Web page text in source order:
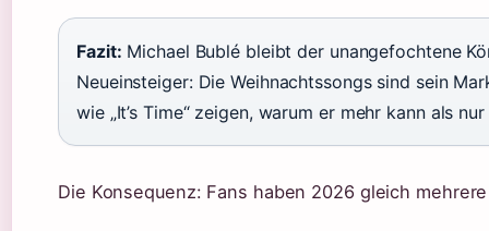
Fazit: Michael Bublé bleibt der unangefochtene
Neueinsteiger: Die Weihnachtssongs sind sein
wie „It’s Time“ zeigen, warum er mehr kann als
Die Konsequenz: Fans haben 2026 gleich